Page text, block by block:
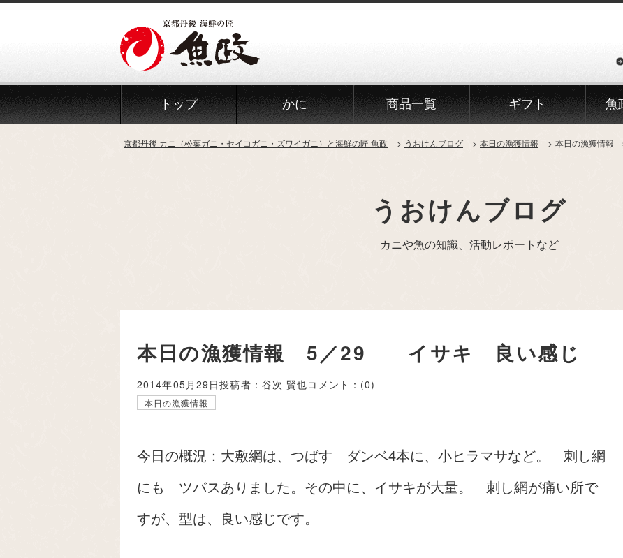
Skip
トップ かに 商品一覧 ギフト 魚
京都丹後 カニ（松葉ガニ・セイコガニ・ズワイガニ）と海鮮の匠 魚政 うおけんブログ 本日の漁獲情報 本日の漁獲情
うおけんブログ
カニや魚の知識、活動レポートなど
本日の漁獲情報 5／29 イサキ 良い感じ
2014年05月29日投稿者：谷次 賢也コメント： (0)
本日の漁獲情報
今日の概況：大敷網は、つばす ダンベ4本に、小ヒラマサなど。 刺し網
にも ツバスありました。その中に、イサキが大量。 刺し網が痛い所で
すが、型は、良い感じです。